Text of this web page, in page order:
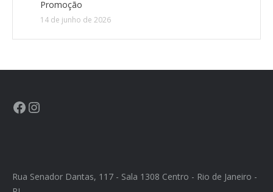
HISTÓRIA DE CCA/BR
Promoção
14 de junho de 2026
Rua Senador Dantas, 117 - Sala 1308 Centro - Rio de Janeiro -